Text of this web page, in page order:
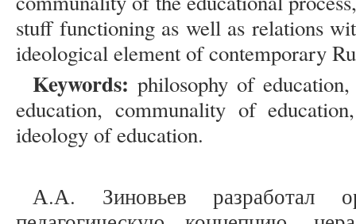
stuff functioning as well as relations
ideological element of contemporary
Keywords: philosophy of
education, communality of
ideology of education.
А.А. Зиновьев разработал